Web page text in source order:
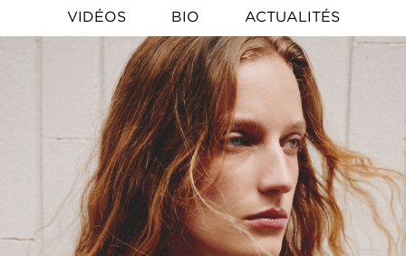
VIDÉOS
BIO ACTUALITÉS